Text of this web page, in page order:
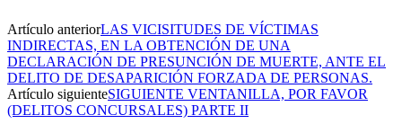
Facebook
Artículo anteriorLAS VICISITUDES DE VÍCTIMAS
INDIRECTAS, EN LA OBTENCIÓN DE UNA
DECLARACIÓN DE PRESUNCIÓN DE MUERTE, ANTE EL
DELITO DE DESAPARICIÓN FORZADA DE PERSONAS.
Artículo siguienteSIGUIENTE VENTANILLA, POR FAVOR
(DELITOS CONCURSALES) PARTE II